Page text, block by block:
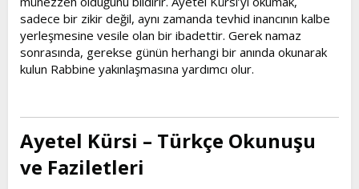
sadece bir zikir değil, aynı zamanda tevhid inancının kalbe
yerleşmesine vesile olan bir ibadettir. Gerek namaz
sonrasında, gerekse günün herhangi bir anında okunarak
kulun Rabbine yakınlaşmasına yardımcı olur.
Ayetel Kürsi – Türkçe Okunuşu
ve Faziletleri​